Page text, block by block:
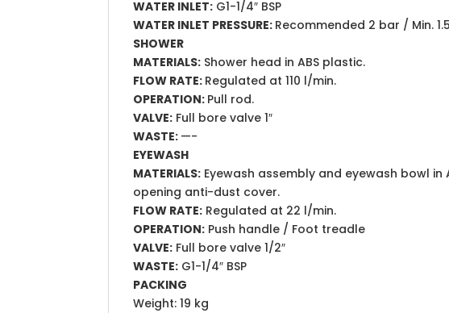
WATER INLET: G1-1/4″ BSP
WATER INLET PRESSURE: Recommended 2 bar / Min.
SHOWER
MATERIALS: Shower head in ABS plastic.
FLOW RATE: Regulated at 110 l/min.
OPERATION: Pull rod.
VALVE: Full bore valve 1″
WASTE: —-
EYEWASH
MATERIALS: Eyewash assembly and eyewash bowl
opening anti-dust cover.
FLOW RATE: Regulated at 22 l/min.
OPERATION: Push handle / Foot treadle
VALVE: Full bore valve 1/2″
WASTE: G1-1/4″ BSP
PACKING
Weight: 19 kg